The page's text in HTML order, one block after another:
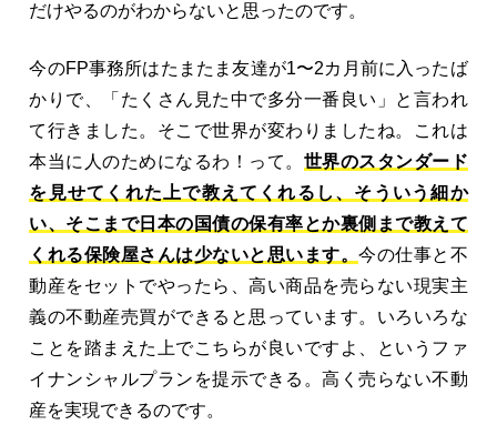
だけやるのがわからないと思ったのです。
今のFP事務所はたまたま友達が1〜2カ月前に入ったば
かりで、「たくさん見た中で多分一番良い」と言われ
て行きました。そこで世界が変わりましたね。これは
本当に人のためになるわ！って。 世界のスタンダード
を見せてくれた上で教えてくれるし、そういう細か
い、そこまで日本の国債の保有率とか裏側まで教えて
くれる保険屋さんは少ないと思います。今の仕事と不
動産をセットでやったら、高い商品を売らない現実主
義の不動産売買ができると思っています。いろいろな
ことを踏まえた上でこちらが良いですよ、というファ
イナンシャルプランを提示できる。高く売らない不動
産を実現できるのです。